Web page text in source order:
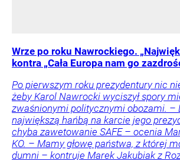
Wrze po roku Nawrockiego.
kontra „Cała Europa nam go
Po pierwszym roku prezydentury nic
żeby Karol Nawrocki wyciszył spory
zwaśnionymi politycznymi obozami. –
największą hańbą na karcie jego
chyba zawetowanie SAFE – ocenia
KO. – Mamy głowę państwa, z której
dumni – kontruje Marek Jakubiak z